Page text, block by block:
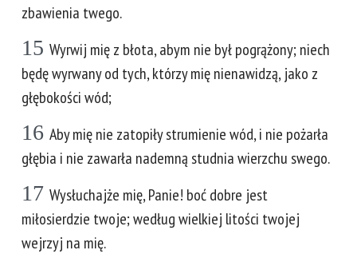
zbawienia twego.
15 Wyrwij mię z błota, abym nie był pogrążony; niech
będę wyrwany od tych, którzy mię nienawidzą, jako z
głębokości wód;
16 Aby mię nie zatopiły strumienie wód, i nie pożarła
głębia i nie zawarła nademną studnia wierzchu swego.
17 Wysłuchajże mię, Panie! boć dobre jest
miłosierdzie twoje; według wielkiej litości twojej
wejrzyj na mię.